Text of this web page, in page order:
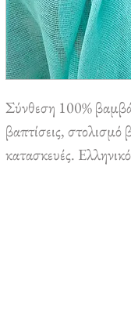
Σύνθεση 100%
βαπτίσεις, στολισμό
κατασκευές.